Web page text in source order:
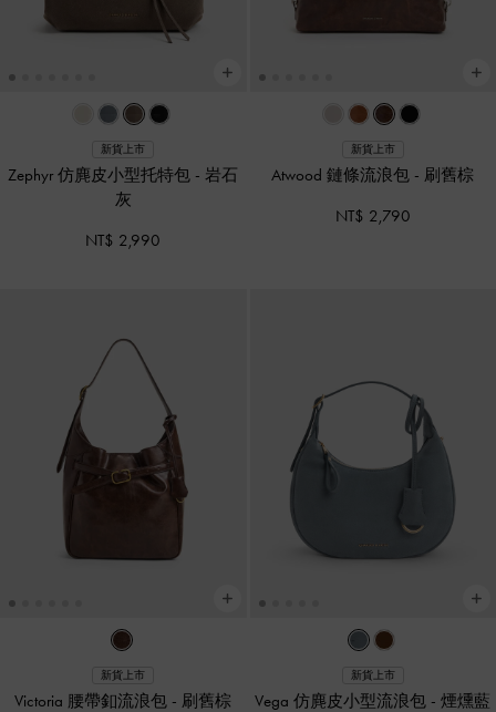
新貨上市
Zephyr 仿麂皮小型托特包 -岩石
灰
NT$ 2,990
新貨上市
Atwood 鏈條流浪包 - 刷舊棕
NT$ 2,790
新貨上市
Victoria 腰帶釦流浪包 - 刷舊棕
新貨上市
Vega 仿麂皮小型流浪包 -煙燻藍